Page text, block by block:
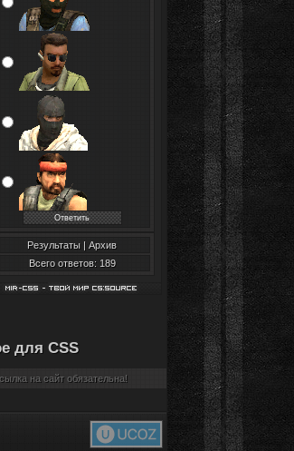
Результаты | Архив
Всего ответов: 189
для CSS
на сайт обязательна!